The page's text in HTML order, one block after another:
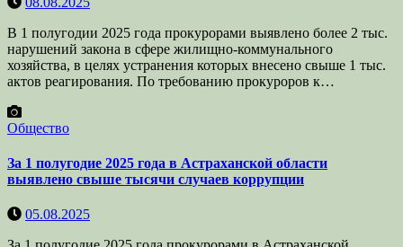
В 1 полугодии 2025 года прокурорами выявлено более 2 тыс.
нарушений закона в сфере жилищно-коммунального
хозяйства, в целях устранения которых внесено свыше 1 тыс.
актов реагирования. По требованию прокуроров к…
Общество
За 1 полугодие 2025 года в Астраханской области
выявлено свыше тысячи случаев коррупции
05.08.2025